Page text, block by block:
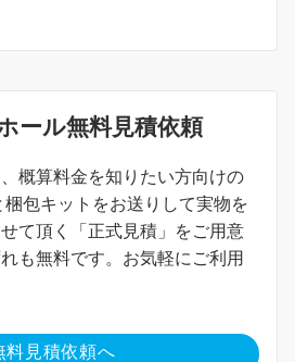
ール無料見積依頼
概算料金を知りたい方向けの
梱包キットをお送りして実物を
て頂く「正式見積」をご用意
も無料です。お気軽にご利用
料見積依頼へ